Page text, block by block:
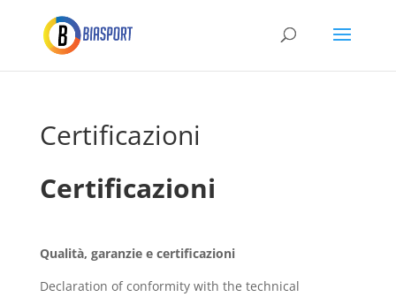
Certificazioni
Certificazioni
Qualità, garanzie e certificazioni
Declaration of conformity with the technical